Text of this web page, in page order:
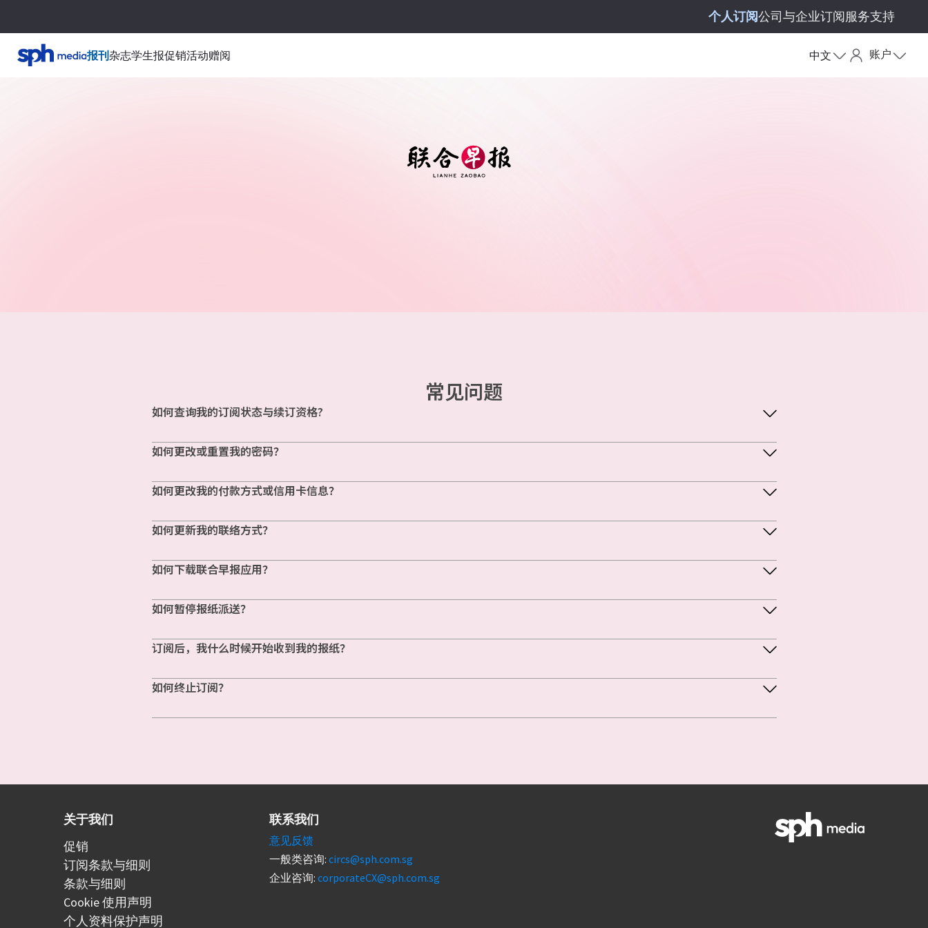
个人订阅公司与企业订阅服务支持
报刊杂志学生报促销活动赠阅 中文 账户
常见问题
如何查询我的订阅状态与续订资格?
如何更改或重置我的密码？
如何更改我的付款方式或信用卡信息？
如何更新我的联络方式？
如何下载联合早报应用？
如何暂停报纸派送？
订阅后，我什么时候开始收到我的报纸？
如何终止订阅？
关于我们
促销
订阅条款与细则
条款与细则
Cookie 使用声明
个人资料保护声明
联系我们
意见反馈
一般类咨询: circs@sph.com.sg
企业咨询: corporateCX@sph.com.sg